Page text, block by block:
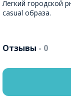
Легкий городской
casual образа.
Отзывы - 0